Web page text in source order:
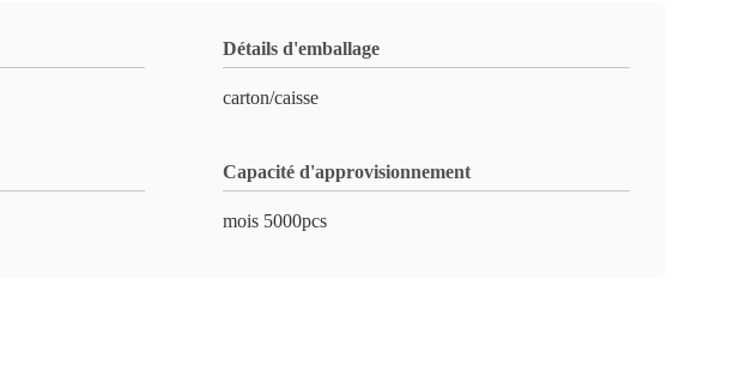
Détails d'emballage
carton/caisse
Capacité d'approvisionnement
mois 5000pcs